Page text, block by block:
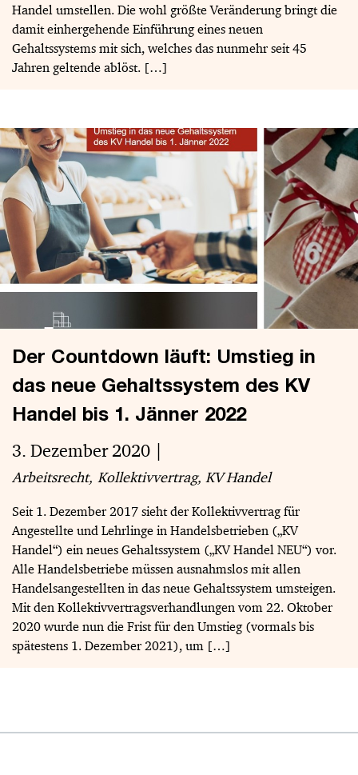
Handel umstellen. Die wohl größte Veränderung bringt die
damit einhergehende Einführung eines neuen
Gehaltssystems mit sich, welches das nunmehr seit 45
Jahren geltende ablöst. […]
Der Countdown läuft: Umstieg in
das neue Gehaltssystem des KV
Handel bis 1. Jänner 2022
3. Dezember 2020
Arbeitsrecht Kollektivvertrag KV Handel
Seit 1. Dezember 2017 sieht der Kollektivvertrag für
Angestellte und Lehrlinge in Handelsbetrieben („KV
Handel“) ein neues Gehaltssystem („KV Handel NEU“) vor.
Alle Handelsbetriebe müssen ausnahmslos mit allen
Handelsangestellten in das neue Gehaltssystem umsteigen.
Mit den Kollektivvertragsverhandlungen vom 22. Oktober
2020 wurde nun die Frist für den Umstieg (vormals bis
spätestens 1. Dezember 2021), um […]